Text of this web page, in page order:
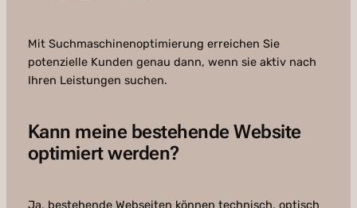
Mit Suchmaschinenoptimierung erreichen Sie
potenzielle Kunden genau dann, wenn sie aktiv nach
Ihren Leistungen suchen.
Kann meine bestehende Website
optimiert werden?
Ja, bestehende Webseiten können technisch, optisch